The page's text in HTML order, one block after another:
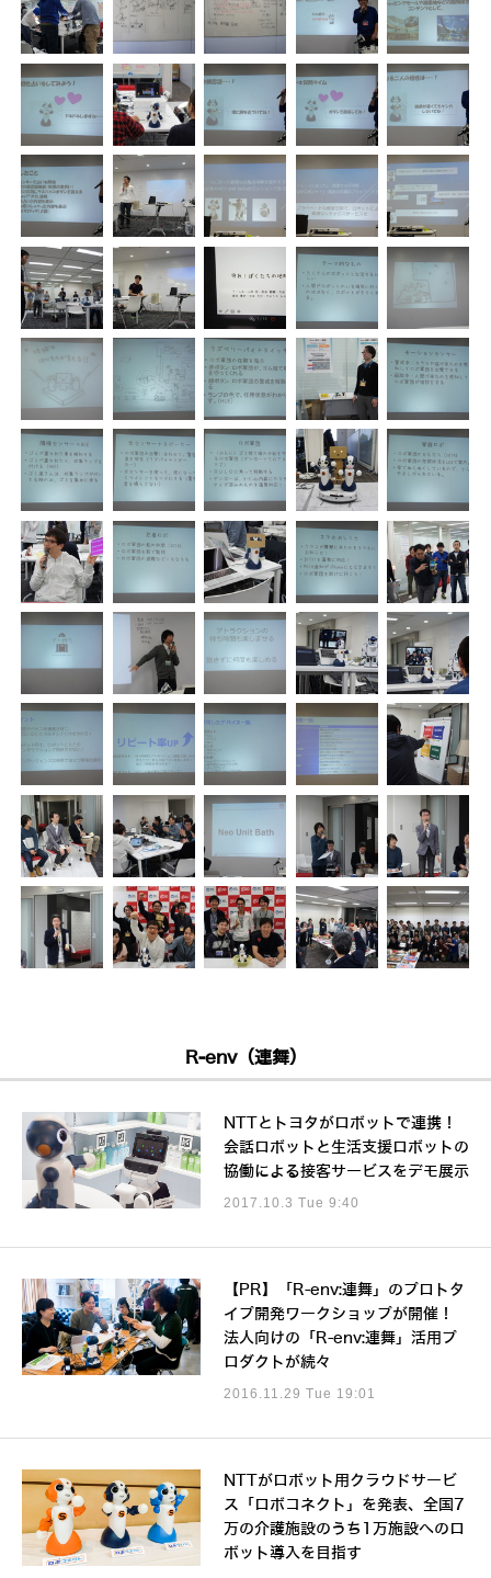
R-env（連舞）
NTTとトヨタがロボットで連携！
会話ロボットと生活支援ロボットの
協働による接客サービスをデモ展示
2017.10.3 Tue 9:40
【PR】「R-env:連舞」のプロトタ
イプ開発ワークショップが開催！
法人向けの「R-env:連舞」活用プ
ロダクトが続々
2016.11.29 Tue 19:01
NTTがロボット用クラウドサービ
ス「ロボコネクト」を発表、全国7
万の介護施設のうち1万施設へのロ
ボット導入を目指す